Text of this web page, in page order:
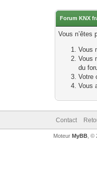
Forum KNX
Vous n’êtes
Vous
Vous
du
Votre
Vous
Contact
Moteur MyBB, ©